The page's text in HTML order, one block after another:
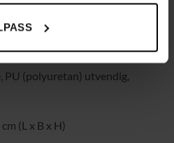
PU (polyuretan) utvendig,
(L x B x H)